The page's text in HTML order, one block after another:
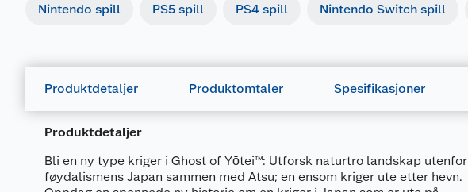
Nintendo spill PS5 spill PS4 spill Nintendo Switch spill
Produktdetaljer Produktomtaler Spesifikasjoner
Produktdetaljer
Bli en ny type kriger i Ghost of Yōtei™: Utforsk naturtro landskap utenfor
føydalismens Japan sammen med Atsu; en ensom kriger ute etter hevn.